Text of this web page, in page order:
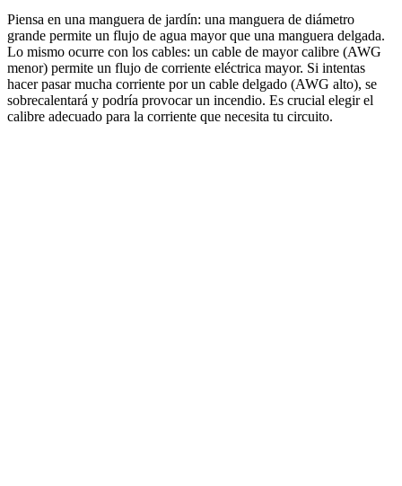
Piensa en una manguera de jardín: una manguera de diámetro
grande permite un flujo de agua mayor que una manguera delgada.
Lo mismo ocurre con los cables: un cable de mayor calibre (AWG
menor) permite un flujo de corriente eléctrica mayor. Si intentas
hacer pasar mucha corriente por un cable delgado (AWG alto), se
sobrecalentará y podría provocar un incendio. Es crucial elegir el
calibre adecuado para la corriente que necesita tu circuito.